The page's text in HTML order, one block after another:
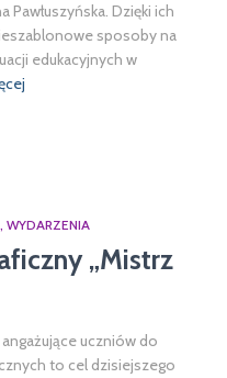
Dzięki ich
sposoby na
edukacyjnych w
WYDARZENIA
„Mistrz
uczniów do
to cel dzisiejszego